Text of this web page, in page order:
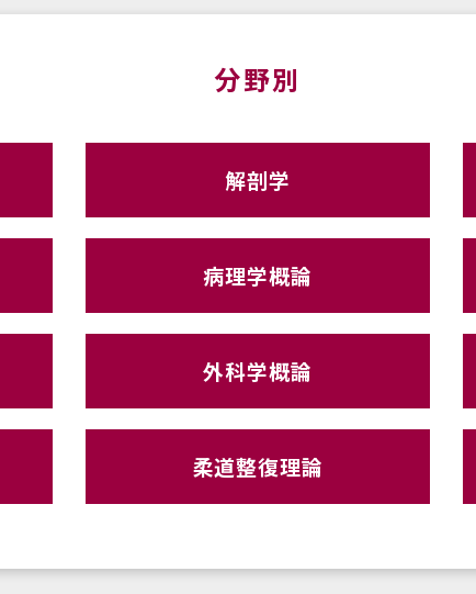
分野別
解剖学
病理学概論
外科学概論
柔道整復理論